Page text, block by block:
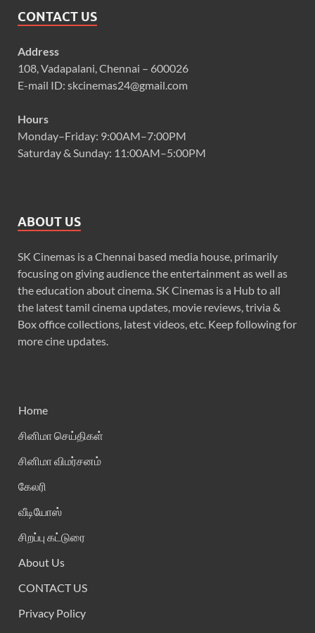
CONTACT US
Address
108, Vadapalani, Chennai – 600026
E-mail ID: skcinemas24@gmail.com
Hours
Monday–Friday: 9:00AM–7:00PM
Saturday & Sunday: 11:00AM–5:00PM
ABOUT US
SK Cinemas is a Chennai based media house, primarily
focusing on giving audience the entertainment as well as
the education about cinema. SK Cinemas is a Hub to all
the latest tamil cinema updates, movie reviews, trivia &
Box office collections, latest videos, etc. Keep following for
more cine updates.
Home
சினிமா செய்திகள்
சினிமா விமர்சனம்
கேலரி
வீடியோஸ்
சிறப்பு கட்டுரை
About Us
CONTACT US
Privacy Policy